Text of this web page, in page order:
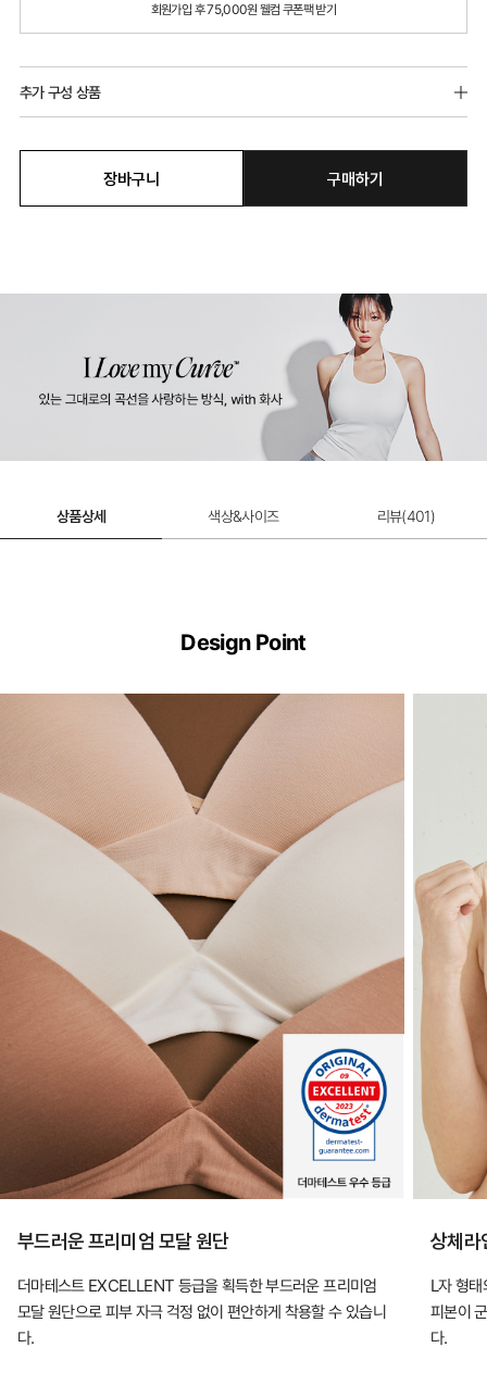
회원가입 후 75,000원 웰컴 쿠폰팩 받기
추가 구성 상품
모달 베이직 팬티
장바구니 구매하기
상품상세 색상&사이즈 리뷰(401)
Design Point
부드러운 프리미엄 모달 원단
더마테스트 EXCELLENT 등급을 획득한 부드러운 프리미엄
모달 원단으로 피부 자극 걱정 없이 편안하게 착용할 수 있습니
다.
상체라
L자 형
피본이
다.